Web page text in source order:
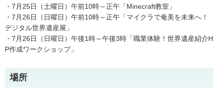
・7月25日（土曜日）午前10時～正午「Minecraft教室」
・7月26日（日曜日）午前10時～正午「マイクラで奄美を未来へ！
デジタル世界遺産展」
・7月26日（日曜日）午後1時～午後3時「職業体験！世界遺産紹介H
P作成ワークショップ」
場所